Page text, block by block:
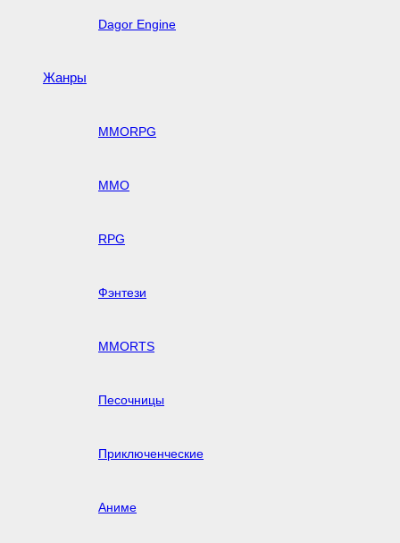
Dagor Engine
Жанры
MMORPG
MMO
RPG
Фэнтези
MMORTS
Песочницы
Приключенческие
Аниме